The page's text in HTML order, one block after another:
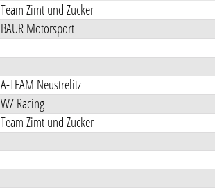
Team Zimt und Zucker
BAUR Motorsport
A-TEAM Neustrelitz
WZ Racing
Team Zimt und Zucker